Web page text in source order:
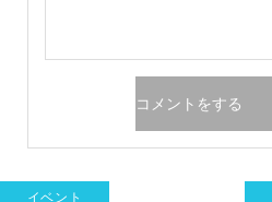
イベント